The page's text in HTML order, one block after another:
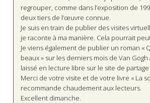
regrouper, comme dans l’exposition de
deux tiers de l’œuvre connue.
Je suis en train de publier des visites
je raconte à ma manière. Cela pourrait
Je viens également de publier un roman «
beaux » sur les derniers mois de Van Gogh
laissé en lecture libre sur le site de partage
Merci de votre visite et de votre livre « La
recommande chaudement aux lecteurs.
Excellent dimanche.